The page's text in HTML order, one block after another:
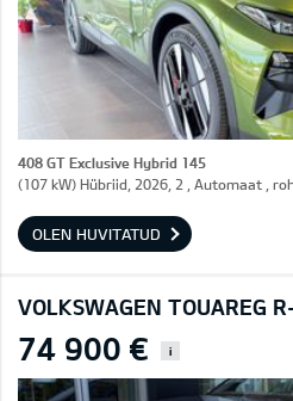
408 GT Exclusive Hybrid 145
(107 kW) Hübriid, 2026, 2 , Automaat ,
OLEN HUVITATUD
VOLKSWAGEN TOUAREG
74 900 € i